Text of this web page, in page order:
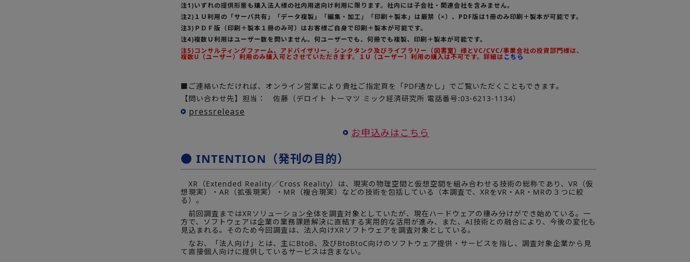
注1)いずれの提供形態も購入法人様の社内用途向け利用に限ります。社内には子会社・関連会社を含みません。
注2)１Ｕ利用の「サーバ共有」「データ複製」「編集・加工」「印刷＋製本」は厳禁（×）、PDF版は1冊のみ印刷＋製本が可能です。
注3)ＰＤＦ版（印刷＋製本１冊のみ可）はお客様ご自身で印刷＋製本が可能です。
注4)複数Ｕ利用はユーザー数を問いません。何ユーザーでも、何冊でも複製、印刷＋製本が可能です。
注5)コンサルティングファーム、アドバイザリー、シンクタンク及びライブラリー（図書室）様とVC/CVC/事業会社の投資部門様は、
複数U（ユーザー）利用のみ購入可とさせていただきます。１U（ユーザー）利用の購入は不可です。詳細は こちら
■ご連絡いただければ、オンライン営業により貴社ご指定頁を「PDF透かし」でご覧いただくこともできます。
【問い合わせ先】担当： 佐藤（デロイト トーマツ ミック経済研究所 電話番号:03-6213-1134）
pressrelease
お申込みはこちら
● INTENTION（発刊の目的）
XR（Extended Reality／Cross Reality）は、現実の物理空間と仮想空間を組み合わせる技術の総称であり、VR（仮
想現実）・AR（拡張現実）・MR（複合現実）などの技術を包括している（本調査で、XRをVR・AR・MRの３つに絞
る）。
前回調査まではXRソリューション全体を調査対象としていたが、現在ハードウェアの棲み分けができ始めている。一
方で、ソフトウェアは企業の業務課題解決に直結する実用的な活用が進み、また、AI技術との融合により、今後の変化も
見込まれる。そのため今回調査は、法人向けXRソフトウェアを調査対象としている。
なお、「法人向け」とは、主にBtoB、及びBtoBtoC向けのソフトウェア提供・サービスを指し、調査対象企業から見
て直接個人向けに提供しているサービスは含まない。